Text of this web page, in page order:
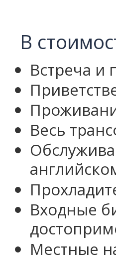
В
Встреча и
Весь
Входные
Местные